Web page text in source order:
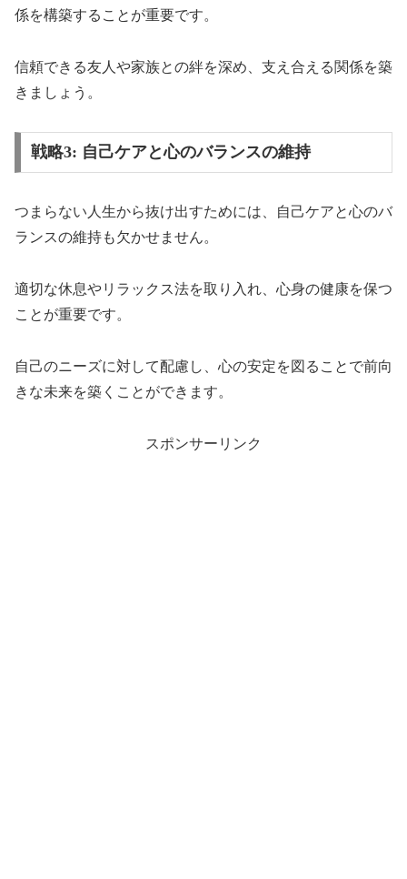
係を構築することが重要です。
信頼できる友人や家族との絆を深め、支え合える関係を築
きましょう。
戦略3: 自己ケアと心のバランスの維持
つまらない人生から抜け出すためには、自己ケアと心のバ
ランスの維持も欠かせません。
適切な休息やリラックス法を取り入れ、心身の健康を保つ
ことが重要です。
自己のニーズに対して配慮し、心の安定を図ることで前向
きな未来を築くことができます。
スポンサーリンク